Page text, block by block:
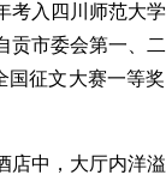
入四川师范大
贡市委会第一、
征文大赛一等奖
店中，大厅内洋